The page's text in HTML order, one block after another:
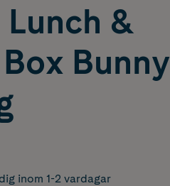
&
Bunny
inom 1-2 vardagar